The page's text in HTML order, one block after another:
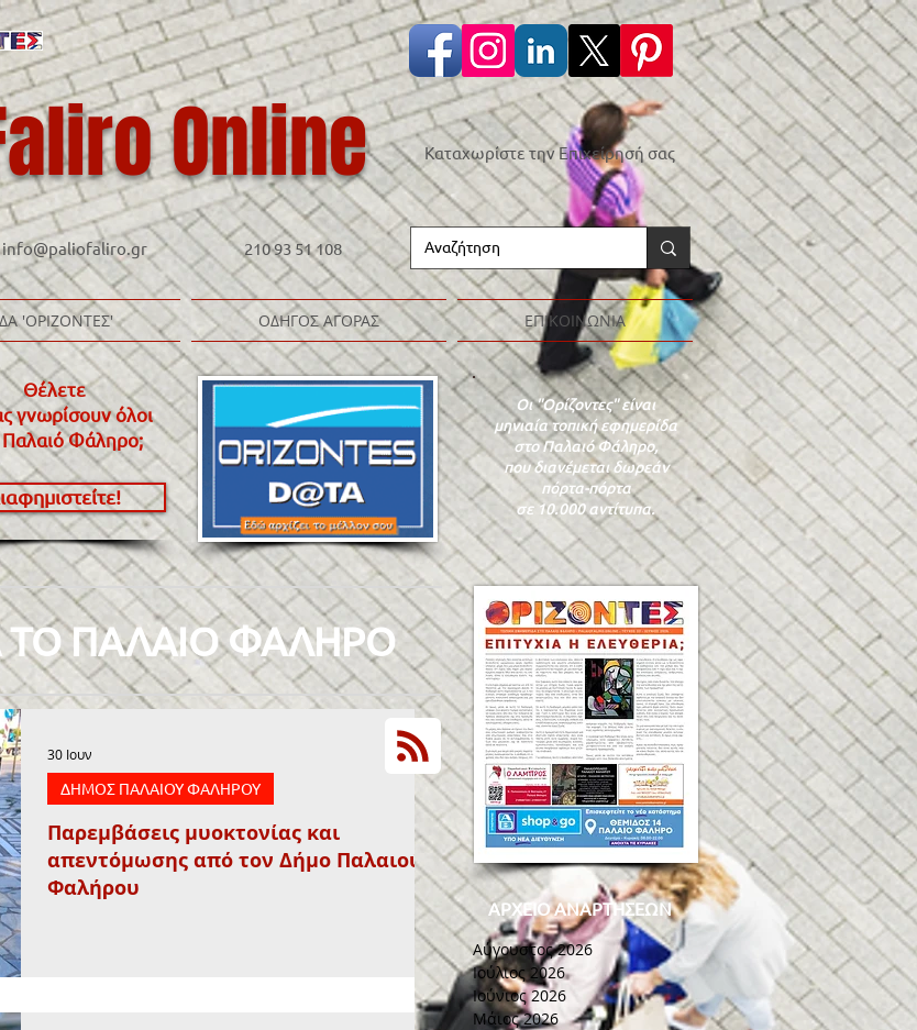
Online
info@paliofaliro.gr 210 93 51 108
Καταχωρίστε την Επιχείρησή σας
'ΟΡΙΖΟΝΤΕΣ' ΟΔΗΓΟΣ ΑΓΟΡΑΣ ΕΠΙΚΟΙΝΩΝΙΑ
Θέλετε
γνωρίσουν όλοι
Φάληρο;
Οι "Ορίζοντες" είναι
μηνιαία τοπική εφημερίδα
στο Παλαιό Φάληρο,
που διανέμεται δωρεάν
πόρτα-πόρτα
σε 10.000 αντίτυπα.
ΤΟ ΠΑΛΑΙΟ ΦΑΛΗΡΟ
Παρεμβάσεις μυοκτονίας και
απεντόμωσης από τον Δήμο Παλαιού
Φαλήρου
ΔΗΜΟΣ ΠΑΛΑΙΟΥ ΦΑΛΗΡΟΥ
30 Ιουν
ΑΡΧΕΙΟ ΑΝΑΡΤΗΣΕΩΝ
Αύγουστος 2026
Ιούλιος 2026
Ιούνιος 2026
Μάιος 2026